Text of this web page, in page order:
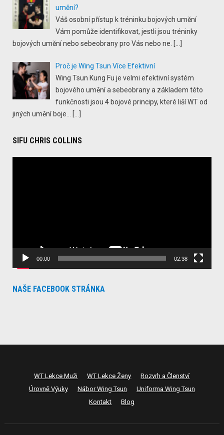
umění?
Váš osobní přístup k tréninku bojových umění
Vám pomůže identifikovat, jestli jsou tréninky
bojových umění nebo sebeobrany pro Vás nebo ne.
Proč je Wing Tsun Více Efektivní
Wing Tsun Kung Fu je velmi efektivní systém
bojového umění a sebeobrany a základem této
funkčnosti jsou 4 bojové principy, které liší WT od
jiných umění boje...
SIFU CHRIS COLLINS
00:00 02:38
NAŠE FACEBOOK STRÁNKA
WT Lekce Muži WT Lekce Ženy
Rozvrh a Členství
Úrovně Výuky
Nábor Wing Tsun
Uniforma Wing Tsun
Kontakt
Blog